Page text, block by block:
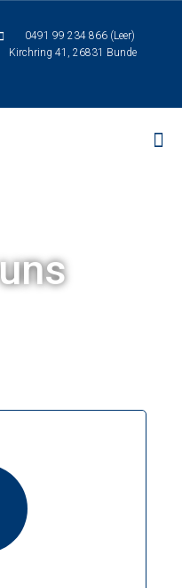
0491 99 234 866 (Leer)
Kirchring 41, 26831 Bunde